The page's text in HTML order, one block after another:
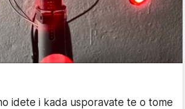
idete i kada usporavate te o tome